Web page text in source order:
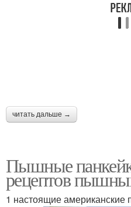
читать дальше →
Пышные
рецептов
1 настоящие американские